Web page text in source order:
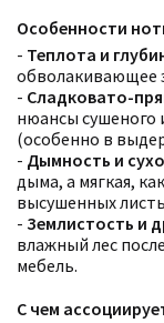
Особенности
- Теплота и
обволакивающее
- Сладковато-
нюансы сушеного
(особенно в
- Дымность и
дыма, а мягкая,
высушенных
- Землистость и
влажный лес
мебель.
С чем